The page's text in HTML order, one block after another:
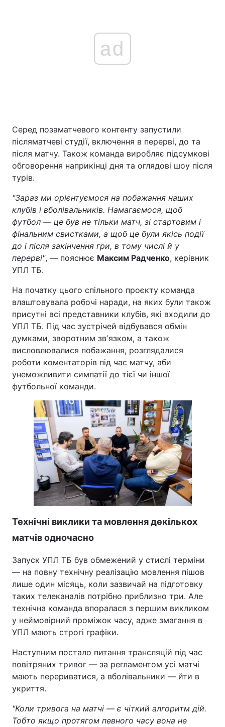
ad
Серед позаматчевого контенту запустили
післяматчеві студії, включення в перерві, до та
після матчу. Також команда виробляє підсумкові
обговорення наприкінці дня та оглядові шоу після
турів.
"Зараз ми орієнтуємося на побажання наших
клубів і вболівальників. Намагаємося, щоб
футбол — це був не тільки матч, зі стартовим і
фінальним свистками, а щоб це були якісь події
до і після закінчення гри, в тому числі й у
перерві", — пояснює Максим Радченко, керівник
УПЛ ТБ.
На початку цього спільного проєкту команда
влаштовувала робочі наради, на яких були також
присутні всі представники клубів, які входили до
УПЛ ТБ. Під час зустрічей відбувався обмін
думками, зворотним звʼязком, а також
висловлювалися побажання, розглядалися
роботи коментаторів під час матчу, аби
унеможливити симпатії до тієї чи іншої
футбольної команди.
Технічні виклики та мовлення декількох
матчів одночасно
Запуск УПЛ ТБ був обмежений у стислі терміни
— на повну технічну реалізацію мовлення пішов
лише один місяць, коли зазвичай на підготовку
таких телеканалів потрібно приблизно три. Але
технічна команда впоралася з першим викликом
у неймовірний проміжок часу, адже змагання в
УПЛ мають строгі графіки.
Наступним постало питання трансляцій під час
повітряних тривог — за регламентом усі матчі
мають перериватися, а вболівальники — йти в
укриття.
"Коли тривога на матчі — є чіткий алгоритм дій.
Тобто якщо протягом певного часу вона не